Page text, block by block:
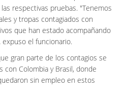
respectivas pruebas. "Tenemos
y tropas contagiados con
que han estado acompañando
expuso el funcionario.
gran parte de los contagios se
Colombia y Brasil, donde
sin empleo en estos